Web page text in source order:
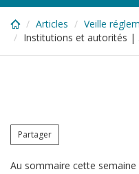
Articles
Veille
Institutions et autorités |
Partager
Au sommaire cette semaine